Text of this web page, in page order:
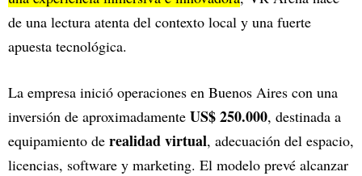
de una lectura atenta del contexto local y una fuerte
apuesta tecnológica.
La empresa inició operaciones en Buenos Aires con una
inversión de aproximadamente US$ 250.000, destinada a
equipamiento de realidad virtual, adecuación del espacio,
licencias, software y marketing. El modelo prevé alcanzar